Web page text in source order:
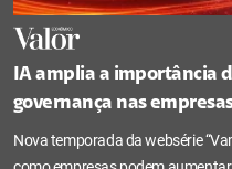
IA amplia a importância
governança nas
Nova temporada da websérie